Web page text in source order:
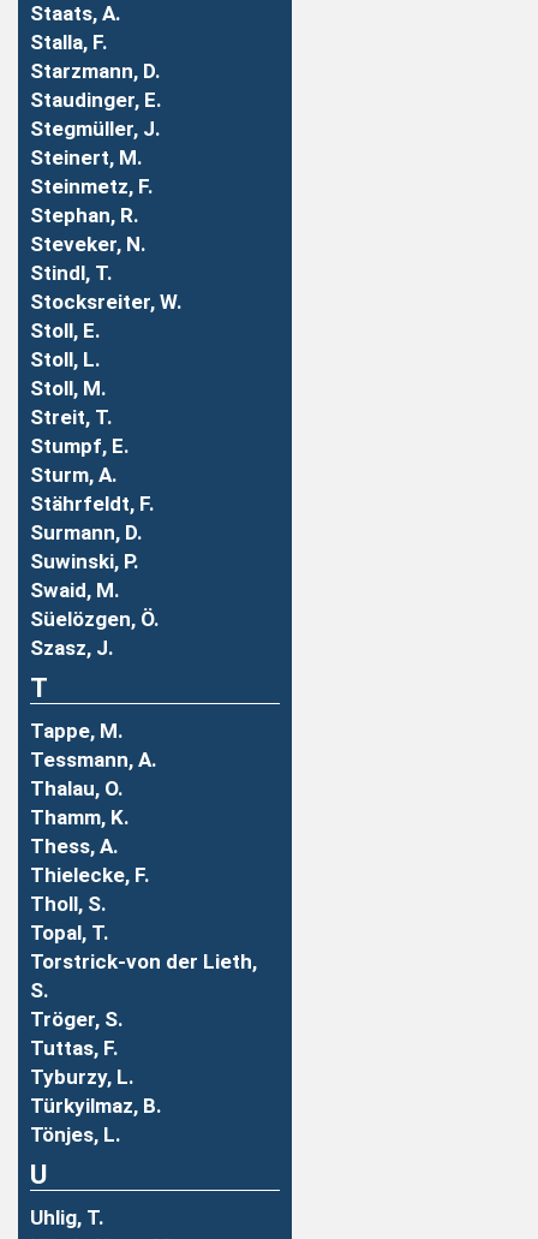
Staats, A.
Stalla, F.
Starzmann, D.
Staudinger, E.
Stegmüller, J.
Steinert, M.
Steinmetz, F.
Stephan, R.
Steveker, N.
Stindl, T.
Stocksreiter, W.
Stoll, E.
Stoll, L.
Stoll, M.
Streit, T.
Stumpf, E.
Sturm, A.
Stährfeldt, F.
Surmann, D.
Suwinski, P.
Swaid, M.
Süelözgen, Ö.
Szasz, J.
T
Tappe, M.
Tessmann, A.
Thalau, O.
Thamm, K.
Thess, A.
Thielecke, F.
Tholl, S.
Topal, T.
Torstrick-von der Lieth,
S.
Tröger, S.
Tuttas, F.
Tyburzy, L.
Türkyilmaz, B.
Tönjes, L.
U
Uhlig, T.